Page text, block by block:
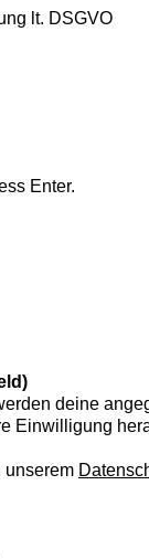
lt. DSGVO
Enter.
deine
Einwilligung
unserem